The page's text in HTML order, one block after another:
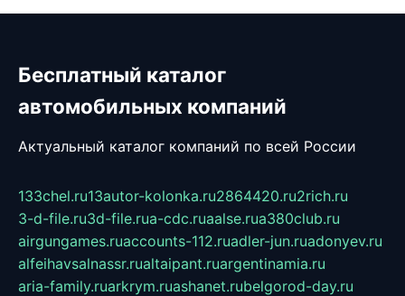
Бесплатный каталог
автомобильных компаний
Актуальный каталог компаний по всей России
133chel.ru13autor-kolonka.ru2864420.ru2rich.ru
3-d-file.ru3d-file.rua-cdc.ruaalse.rua380club.ru
airgungames.ruaccounts-112.ruadler-jun.ruadonyev.ru
alfeihavsalnassr.rualtaipant.ruargentinamia.ru
aria-family.ruarkrym.ruashanet.rubelgorod-day.ru